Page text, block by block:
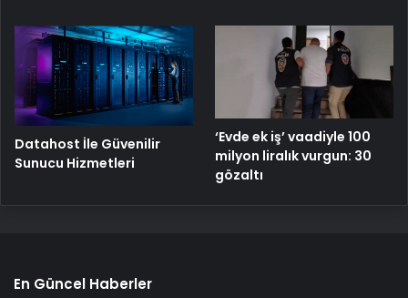
Datahost İle Güvenilir
Sunucu Hizmetleri
‘Evde ek iş’ vaadiyle 100
milyon liralık vurgun: 30
gözaltı
En Güncel Haberler